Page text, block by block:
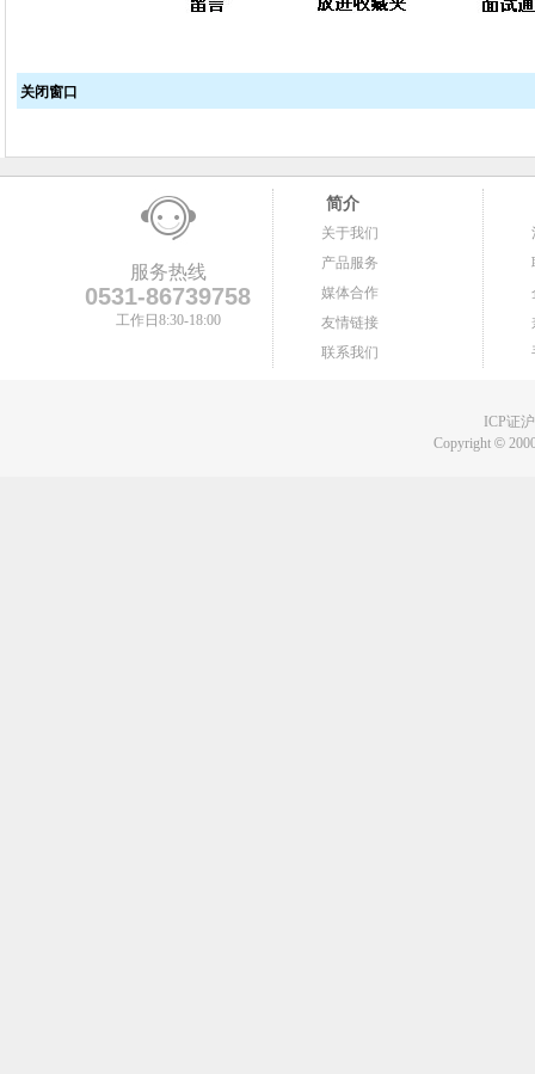
关闭窗口
服务热线
0531-86739758
工作日8:30-18:00
简介
关于我们
产品服务
媒体合作
友情链接
联系我们
ICP证
Copyright©